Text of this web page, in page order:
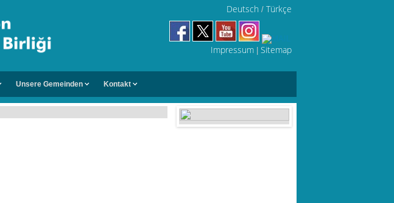
Deutsch /Türkçe
Impressum |Sitemap
Unsere Gemeinden Kontakt